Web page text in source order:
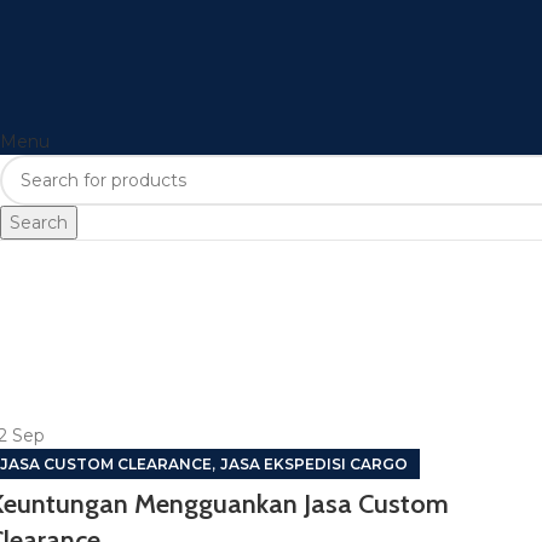
Menu
Search
Sep
JASA CUSTOM CLEARANCE, JASA EKSPEDISI CARGO
Mengguankan Jasa Custom